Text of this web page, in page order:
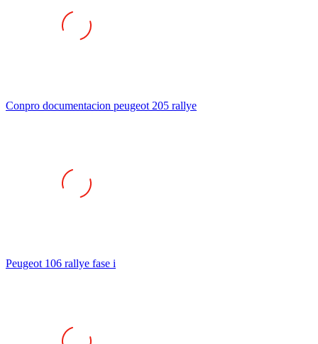
Conpro documentacion peugeot 205 rallye
Peugeot 106 rallye fase i